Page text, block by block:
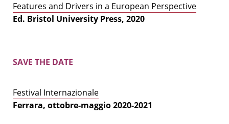
Features and Drivers in a European Perspective
Ed. Bristol University Press, 2020
SAVE THE DATE
Festival Internazionale
Ferrara, ottobre-maggio 2020-2021